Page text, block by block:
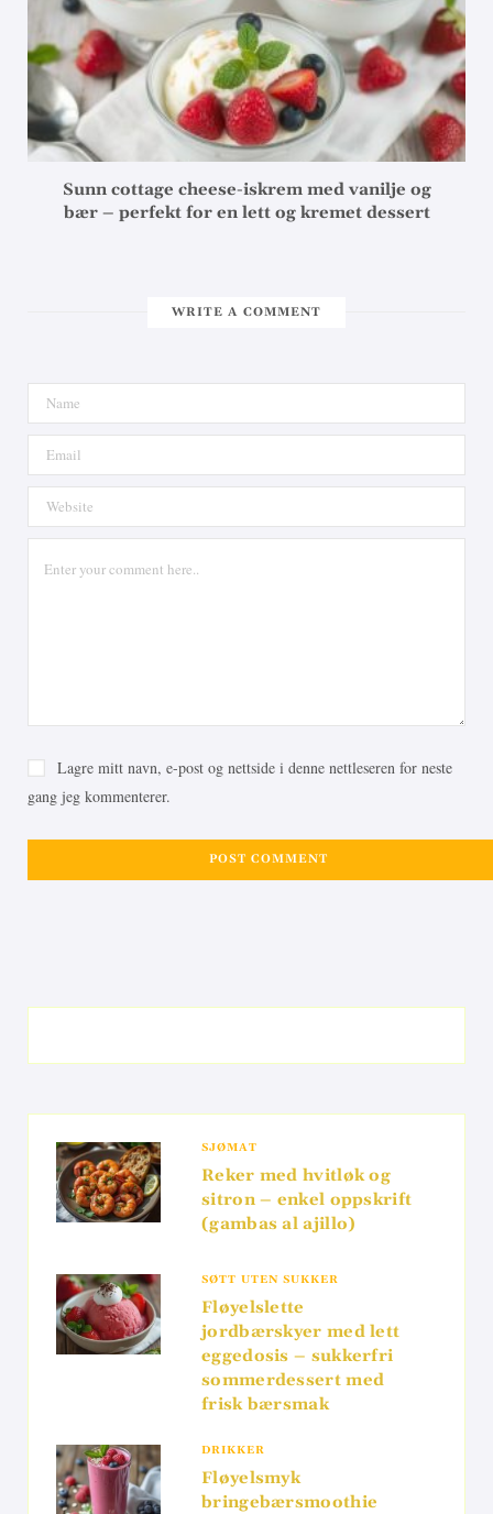
Sunn cottage cheese-iskrem med vanilje og
bær – perfekt for en lett og kremet dessert
WRITE A COMMENT
Lagre mitt navn, e-post og nettside i denne nettleseren for neste
gang jeg kommenterer.
SJØMAT
Reker med hvitløk og
sitron – enkel oppskrift
(gambas al ajillo)
SØTT UTEN SUKKER
Fløyelslette
jordbærskyer med lett
eggedosis – sukkerfri
sommerdessert med
frisk bærsmak
DRIKKER
Fløyelsmyk
bringebærsmoothie